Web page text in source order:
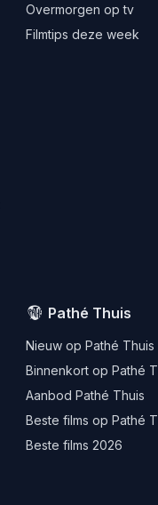
Overmorgen op tv
Filmtips deze week
Pathé Thuis
Nieuw op Pathé Thuis
Binnenkort op Pathé
Aanbod Pathé Thuis
Beste films op Pathé
Beste films 2026